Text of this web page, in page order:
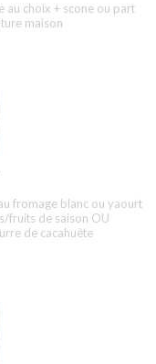
au choix + scone ou part
maison
fromage blanc ou yaourt
fruits de saison OU
de cacahuète